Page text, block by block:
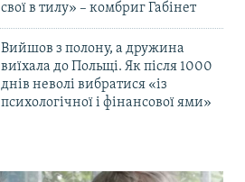
свої в тилу» – комбриг Габінет
Вийшов з полону, а дружина
виїхала до Польщі. Як після 1000
днів неволі вибратися «із
психологічної і фінансової ями»